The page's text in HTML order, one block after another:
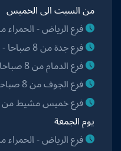
من السبت الى الخميس
فرع الرياض - الحمراء من 8 صباحا - 11 مساءا
فرع جدة من 8 صباحا - 11 مساءا
فرع الدمام من 8 صباحا - 10 مساءا
فرع الجوف من 8 صباحا - 9 مساءا
فرع خميس مشيط من 8 صباحا - 10 مساءا
يوم الجمعة
فرع الرياض - الحمراء من 2 مساءا - 11 مساءا